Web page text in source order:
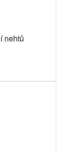
nehtů